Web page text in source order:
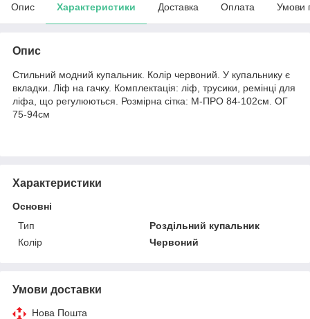
Опис Характеристики Доставка Оплата Умови
Опис
Стильний модний купальник. Колір червоний. У купальнику є
вкладки. Ліф на гачку. Комплектація: ліф, трусики, ремінці для
ліфа, що регулюються. Розмірна сітка: M-ПРО 84-102см. ОГ
75-94см
Характеристики
Основні
Тип
Роздільний купальник
Колір
Червоний
Умови доставки
Нова Пошта